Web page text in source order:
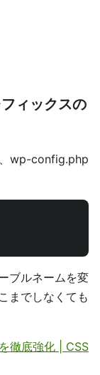
ィックスの
wp-config.php
ブルネームを変
までしなくても
徹底強化 | CSS